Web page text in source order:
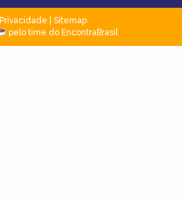
Privacidade
Sitemap
pelo time do EncontraBrasil